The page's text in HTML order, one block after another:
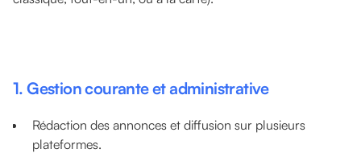
1. Gestion courante et administrative
Rédaction des annonces et diffusion sur plusieurs
plateformes.